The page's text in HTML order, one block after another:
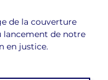
de la couverture
lancement de notre
en justice.